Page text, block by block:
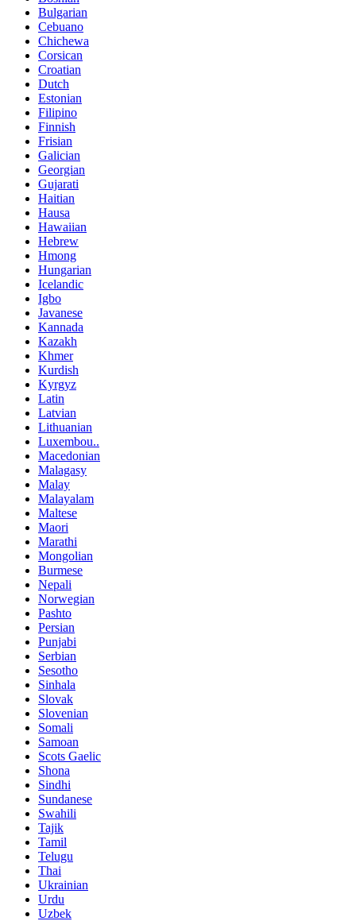
Bulgarian
Cebuano
Chichewa
Corsican
Croatian
Dutch
Estonian
Filipino
Finnish
Frisian
Galician
Georgian
Gujarati
Haitian
Hausa
Hawaiian
Hebrew
Hmong
Hungarian
Icelandic
Igbo
Javanese
Kannada
Kazakh
Khmer
Kurdish
Kyrgyz
Latin
Latvian
Lithuanian
Luxembou..
Macedonian
Malagasy
Malay
Malayalam
Maltese
Maori
Marathi
Mongolian
Burmese
Nepali
Norwegian
Pashto
Persian
Punjabi
Serbian
Sesotho
Sinhala
Slovak
Slovenian
Somali
Samoan
Scots Gaelic
Shona
Sindhi
Sundanese
Swahili
Tajik
Tamil
Telugu
Thai
Ukrainian
Urdu
Uzbek